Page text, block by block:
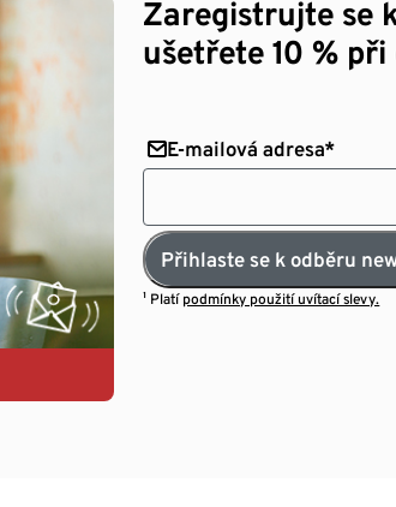
Zaregistrujte se
ušetřete 10 %
E-mailová adresa*
Přihlaste se k odběru
¹ Platí podmínky použití uvítací slevy.